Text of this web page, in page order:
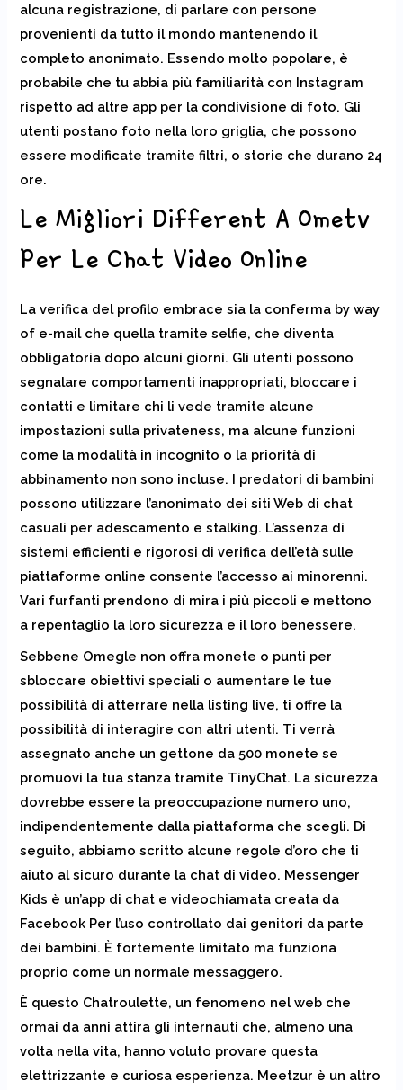
alcuna registrazione, di parlare con persone
provenienti da tutto il mondo mantenendo il
completo anonimato. Essendo molto popolare, è
probabile che tu abbia più familiarità con Instagram
rispetto ad altre app per la condivisione di foto. Gli
utenti postano foto nella loro griglia, che possono
essere modificate tramite filtri, o storie che durano 24
ore.
Le Migliori Different A Ometv
Per Le Chat Video Online
La verifica del profilo embrace sia la conferma by way
of e-mail che quella tramite selfie, che diventa
obbligatoria dopo alcuni giorni. Gli utenti possono
segnalare comportamenti inappropriati, bloccare i
contatti e limitare chi li vede tramite alcune
impostazioni sulla privateness, ma alcune funzioni
come la modalità in incognito o la priorità di
abbinamento non sono incluse. I predatori di bambini
possono utilizzare l’anonimato dei siti Web di chat
casuali per adescamento e stalking. L’assenza di
sistemi efficienti e rigorosi di verifica dell’età sulle
piattaforme online consente l’accesso ai minorenni.
Vari furfanti prendono di mira i più piccoli e mettono
a repentaglio la loro sicurezza e il loro benessere.
Sebbene Omegle non offra monete o punti per
sbloccare obiettivi speciali o aumentare le tue
possibilità di atterrare nella listing live, ti offre la
possibilità di interagire con altri utenti. Ti verrà
assegnato anche un gettone da 500 monete se
promuovi la tua stanza tramite TinyChat. La sicurezza
dovrebbe essere la preoccupazione numero uno,
indipendentemente dalla piattaforma che scegli. Di
seguito, abbiamo scritto alcune regole d’oro che ti
aiuto al sicuro durante la chat di video. Messenger
Kids è un’app di chat e videochiamata creata da
Facebook Per l’uso controllato dai genitori da parte
dei bambini. È fortemente limitato ma funziona
proprio come un normale messaggero.
È questo Chatroulette, un fenomeno nel web che
ormai da anni attira gli internauti che, almeno una
volta nella vita, hanno voluto provare questa
elettrizzante e curiosa esperienza. Meetzur è un altro